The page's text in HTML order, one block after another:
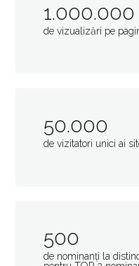
1.000.000
de vizualizări pe
50.000
de vizitatori unici ai
500
de nominanți la